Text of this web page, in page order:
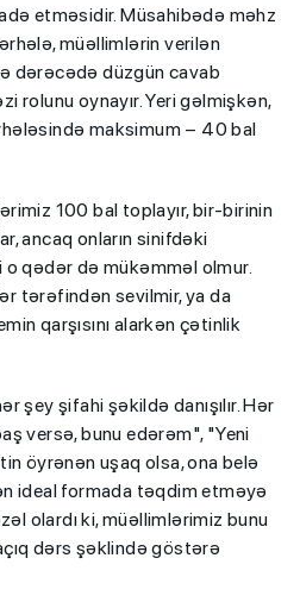
etməsidir. Müsahibədə məhz
müəllimlərin verilən
dərəcədə düzgün cavab
rolunu oynayır. Yeri gəlmişkən,
maksimum – 40 bal
100 bal toplayır, bir-birinin
ancaq onların sinifdəki
qədər də mükəmməl olmur.
tərəfindən sevilmir, ya da
qarşısını alarkən çətinlik
şey şifahi şəkildə danışılır. Hər
versə, bunu edərəm", "Yeni
öyrənən uşaq olsa, ona belə
ideal formada təqdim etməyə
olardı ki, müəllimlərimiz bunu
dərs şəklində göstərə